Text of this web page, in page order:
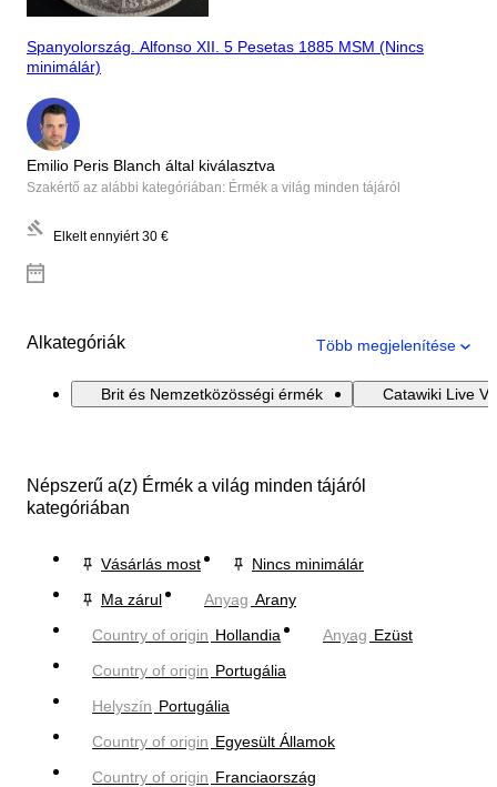
Spanyolország. Alfonso XII. 5 Pesetas 1885 MSM (Nincs
minimálár)
Emilio Peris Blanch által kiválasztva
Szakértő az alábbi kategóriában: Érmék a világ minden tájáról
Elkelt ennyiért 30 €
Alkategóriák Több megjelenítése
Brit és Nemzetközösségi érmék Catawiki Live
Népszerű a(z) Érmék a világ minden tájáról
kategóriában
Vásárlás most
Nincs minimálár
Ma zárul
Anyag Arany
Country of origin Hollandia Anyag Ezüst
Country of origin Portugália
Helyszín Portugália
Country of origin Egyesült Államok
Country of origin Franciaország